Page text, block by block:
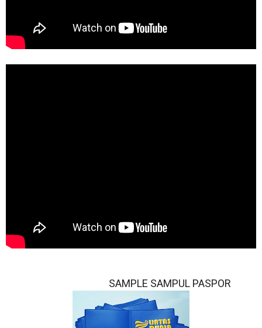
SAMPLE SAMPUL PASPOR